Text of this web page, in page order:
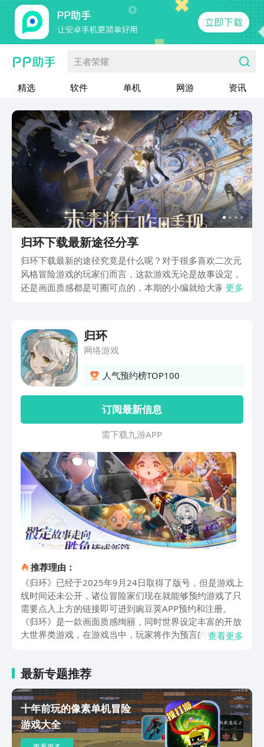
王者荣耀
精选 软件 单机 网游 资讯
归环下载最新途径分享
归环下载最新的途径究竟是什么呢？对于很多喜欢二次元
风格冒险游戏的玩家们而言，这款游戏无论是故事设定，
还是画面质感都是可圈可点的，本期的小编就给大家全面
们哦。
更多
归环
网络游戏
人气预约榜TOP100
订阅最新信息
需 下 载 九 游 A P P
推荐理由：
《归环》已经于2025年9月24日取得了版号，但是游戏上
线时间还未公开，诸位冒险家们现在就能够预约游戏了只
需要点入上方的链接即可进到豌豆荚APP预约和注册。
《归环》是一款画面质感绚丽，同时世界设定丰富的开放
大世界类游戏，在游戏当中，玩家将作为预言的“归还
星球的未来仅剩下42天，如若在42天没有结束死亡的循
环，玩家将一次又一次，带领着诸多伙伴踏上命运的终
点，为了重塑所有的结果，玩家必须踏上旅途，寻找威胁
星球生存的致命因子。游戏内置大量角色可供玩家进行选
择，玩家不仅可以使用古老的颂灵术唤醒各类使灵，以生
命为代价缔结伙伴，同时，也可以在主线剧情当中，寻找
查看更多
最新专题推荐
十年前玩的像素单机冒险
游戏大全